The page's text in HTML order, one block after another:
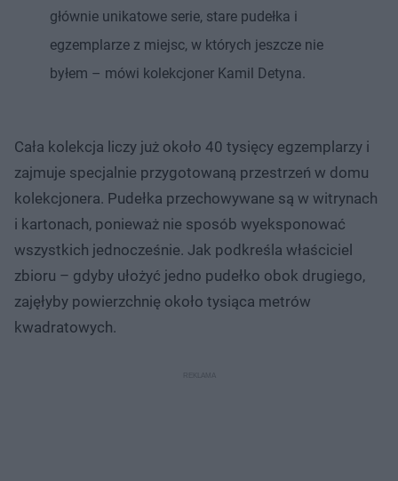
głównie unikatowe serie, stare pudełka i
egzemplarze z miejsc, w których jeszcze nie
byłem – mówi kolekcjoner Kamil Detyna.
Cała kolekcja liczy już około 40 tysięcy egzemplarzy i
zajmuje specjalnie przygotowaną przestrzeń w domu
kolekcjonera. Pudełka przechowywane są w witrynach
i kartonach, ponieważ nie sposób wyeksponować
wszystkich jednocześnie. Jak podkreśla właściciel
zbioru – gdyby ułożyć jedno pudełko obok drugiego,
zajęłyby powierzchnię około tysiąca metrów
kwadratowych.